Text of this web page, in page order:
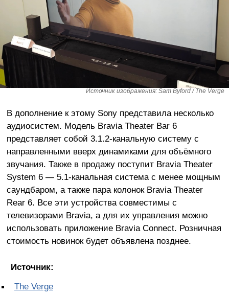
Источник изображения: Sam Byford / The Verge
В дополнение к этому Sony представила несколько
аудиосистем. Модель Bravia Theater Bar 6
представляет собой 3.1.2-канальную систему с
направленными вверх динамиками для объёмного
звучания. Также в продажу поступит Bravia Theater
System 6 — 5.1-канальная система с менее мощным
саундбаром, а также пара колонок Bravia Theater
Rear 6. Все эти устройства совместимы с
телевизорами Bravia, а для их управления можно
использовать приложение Bravia Connect. Розничная
стоимость новинок будет объявлена позднее.
Источник:
The Verge